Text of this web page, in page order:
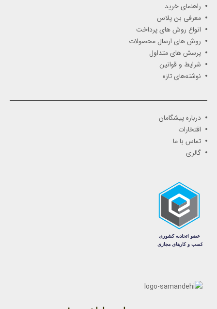
راهنمای خرید
معرفی بن پلاس
انواع روش های پرداخت
روش های ارسال محصولات
پرسش های متداول
شرایط و قوانین
نوشته‌های تازه
درباره پیشگامان
افتخارات
تماس با ما
گالری